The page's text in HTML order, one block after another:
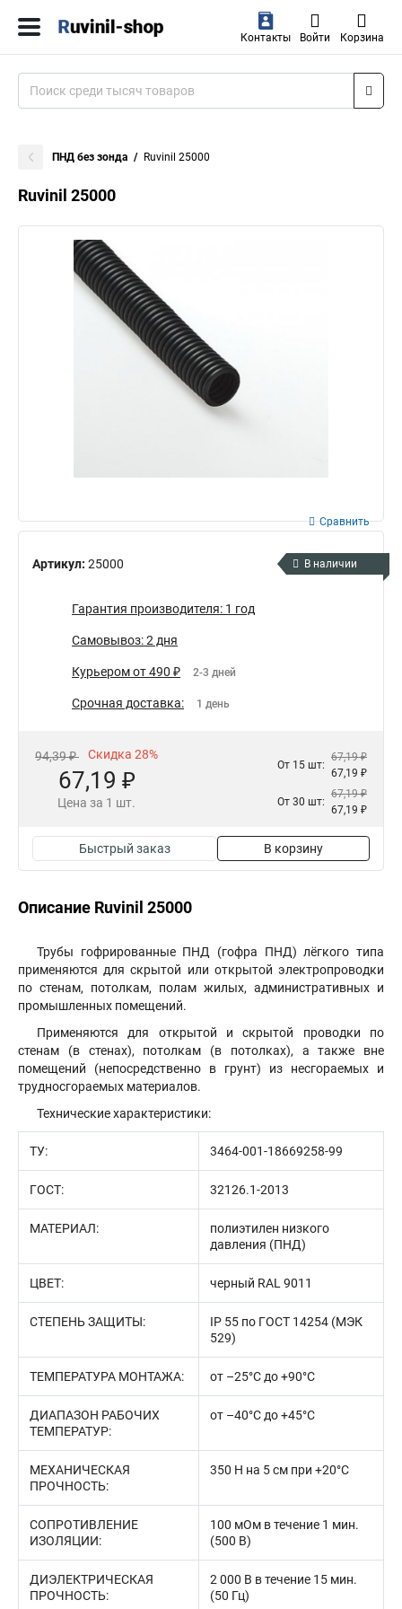
Контакты Войти Корзина
ПНД без зонда Ruvinil 25000
Ruvinil 25000
Артикул: 25000
Сравнить
В наличии
Гарантия производителя: 1 год
Самовывоз: 2 дня
Курьером от 490 ₽ 2-3 дней
Срочная доставка: 1 день
94,39 ₽ Скидка 28%
67,19 ₽
Цена за 1 шт.
От 15 шт:
67,19 ₽
67,19 ₽
От 30 шт:
67,19 ₽
67,19 ₽
Быстрый заказ В корзину
Описание Ruvinil 25000
Трубы гофрированные ПНД (гофра ПНД) лёгкого типа
применяются для скрытой или открытой электропроводки
по стенам, потолкам, полам жилых, административных и
промышленных помещений.
Применяются для открытой и скрытой проводки по
стенам (в стенах), потолкам (в потолках), а также вне
помещений (непосредственно в грунт) из несгораемых и
трудносгораемых материалов.
Технические характеристики:
ТУ: 3464-001-18669258-99
ГОСТ: 32126.1-2013
МАТЕРИАЛ:
полиэтилен низкого
давления (ПНД)
ЦВЕТ: черный RAL 9011
СТЕПЕНЬ ЗАЩИТЫ:
IP 55 по ГОСТ 14254 (МЭК
529)
ТЕМПЕРАТУРА МОНТАЖА: от –25°С до +90°С
ДИАПАЗОН РАБОЧИХ
ТЕМПЕРАТУР:
от –40°С до +45°С
МЕХАНИЧЕСКАЯ
ПРОЧНОСТЬ:
350 Н на 5 см при +20°С
СОПРОТИВЛЕНИЕ
ИЗОЛЯЦИИ:
100 мОм в течение 1 мин.
(500 В)
ДИЭЛЕКТРИЧЕСКАЯ
ПРОЧНОСТЬ:
2 000 В в течение 15 мин.
(50 Гц)